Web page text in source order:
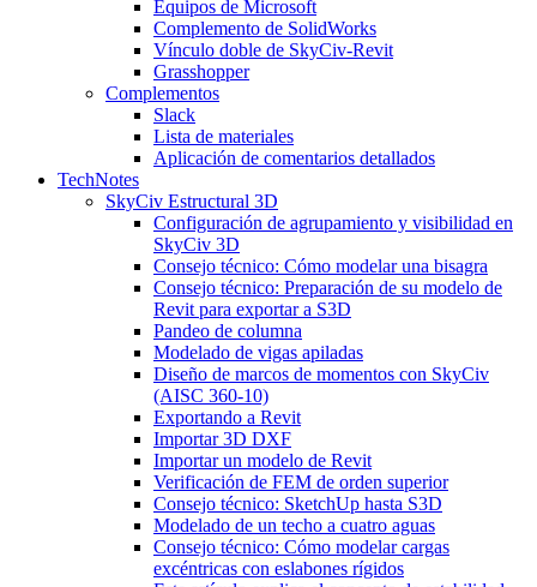
Equipos de Microsoft
Complemento de SolidWorks
Vínculo doble de SkyCiv-Revit
Grasshopper
Complementos
Slack
Lista de materiales
Aplicación de comentarios detallados
TechNotes
SkyCiv Estructural 3D
Configuración de agrupamiento y visibilidad en
SkyCiv 3D
Consejo técnico: Cómo modelar una bisagra
Consejo técnico: Preparación de su modelo de
Revit para exportar a S3D
Pandeo de columna
Modelado de vigas apiladas
Diseño de marcos de momentos con SkyCiv
(AISC 360-10)
Exportando a Revit
Importar 3D DXF
Importar un modelo de Revit
Verificación de FEM de orden superior
Consejo técnico: SketchUp hasta S3D
Modelado de un techo a cuatro aguas
Consejo técnico: Cómo modelar cargas
excéntricas con eslabones rígidos